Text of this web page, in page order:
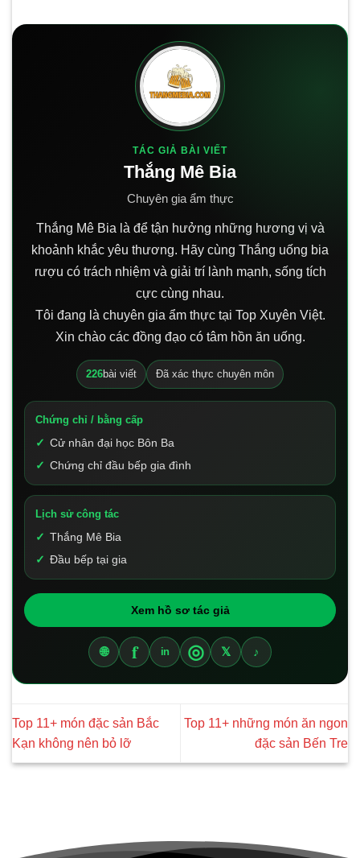
TÁC GIẢ BÀI VIẾT
Thắng Mê Bia
Chuyên gia ẩm thực
Thắng Mê Bia là để tận hưởng những hương vị và
khoảnh khắc yêu thương. Hãy cùng Thắng uống bia
rượu có trách nhiệm và giải trí lành mạnh, sống tích
cực cùng nhau.
Tôi đang là chuyên gia ẩm thực tại Top Xuyên Việt.
Xin chào các đồng đạo có tâm hồn ăn uống.
226bài viết Đã xác thực chuyên môn
Chứng chỉ / bằng cấp
Cử nhân đại học Bôn Ba
Chứng chỉ đầu bếp gia đình
Lịch sử công tác
Thắng Mê Bia
Đầu bếp tại gia
Xem hồ sơ tác giả
🌐 f in ◎ 𝕏 ♪
Top 11+ món đặc sản Bắc
Kạn không nên bỏ lỡ
Top 11+ những món ăn ngon
đặc sản Bến Tre